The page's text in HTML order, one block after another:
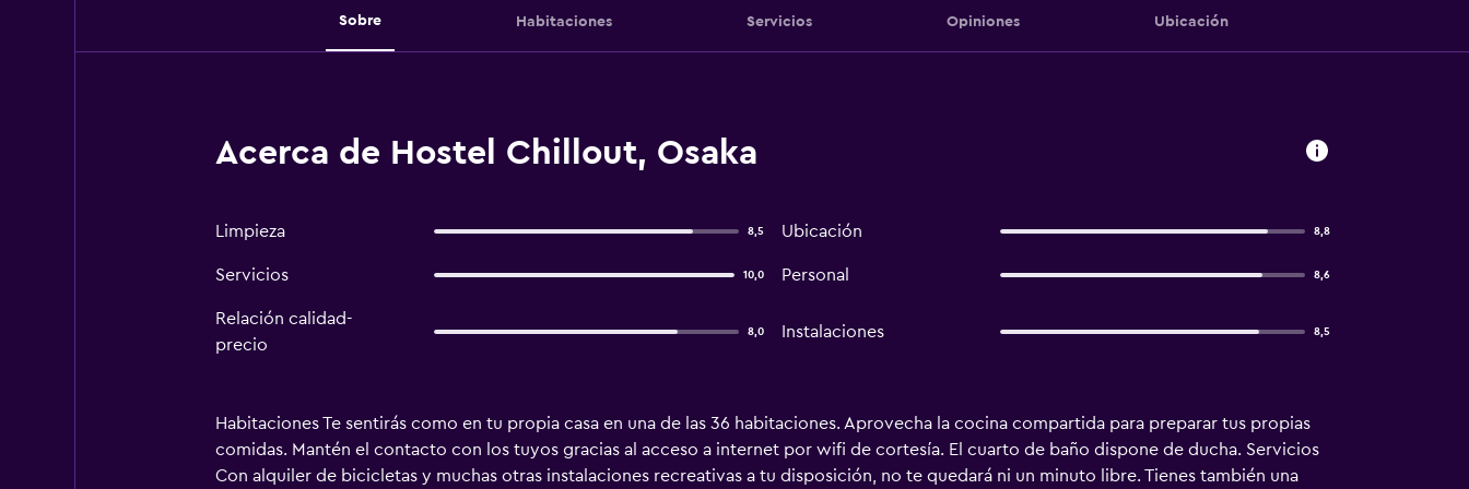
Sobre Habitaciones Servicios Opiniones Ubicación
Acerca de Hostel Chillout, Osaka
Limpieza 8,5 Ubicación 8,8
Servicios 10,0 Personal 8,6
Relación calidad-
precio
8,0 Instalaciones 8,5
Habitaciones Te sentirás como en tu propia casa en una de las 36 habitaciones. Aprovecha la cocina compartida para preparar tus propias
comidas. Mantén el contacto con los tuyos gracias al acceso a internet por wifi de cortesía. El cuarto de baño dispone de ducha. Servicios
Con alquiler de bicicletas y muchas otras instalaciones recreativas a tu disposición, no te quedará ni un minuto libre. Tienes también una